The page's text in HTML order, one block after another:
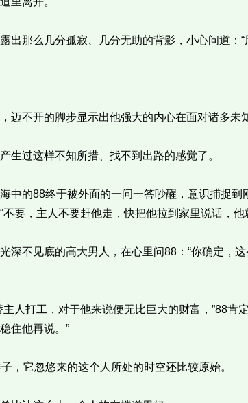
那么几分孤寂、几分无助的背影，小心问道：“
不开的脚步显示出他强大的内心在面对诸多未
过这样不知所措、找不到出路的感觉了。
的88终于被外面的一问一答吵醒，意识捕捉到
不要，主人不要赶他走，快把他拉到家里说话，
不见底的高大男人，在心里问88：“你确定，这
打工，对于他来说便无比巨大的财富，”88肯
住他再说。”
它忽悠来的这个人所处的时空还比较原始。